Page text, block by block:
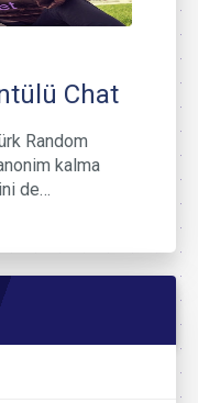
Chat
Random
kalma
de…